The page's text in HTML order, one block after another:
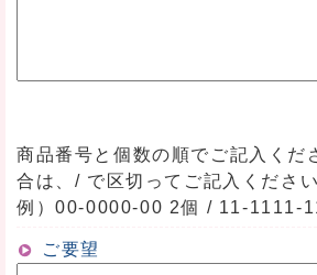
商品番号と個数の順でご記入くだ
合は、/ で区切ってご記入ください
例）00-0000-00 2個 / 11-1111-
ご要望